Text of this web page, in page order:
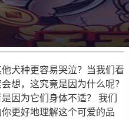
犬种更容易哭泣？当我们看
想，这究竟是因为什么呢？
因为它们身体不适？ 我们
更好地理解这个可爱的品